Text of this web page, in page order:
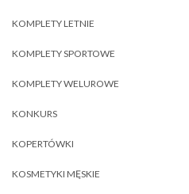
KOMPLETY LETNIE
KOMPLETY SPORTOWE
KOMPLETY WELUROWE
KONKURS
KOPERTÓWKI
KOSMETYKI MĘSKIE